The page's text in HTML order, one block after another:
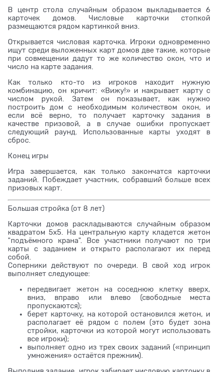
В центр стола случайным образом выкладывается 6
карточек домов. Числовые карточки стопкой
размещаются рядом картинкой вниз.
Открывается числовая карточка. Игроки одновременно
ищут среди выложенных карт домов две такие, которые
при совмещении дадут то же количество окон, что и
число на карте задания.
Как только кто-то из игроков находит нужную
комбинацию, он кричит: «Вижу!» и накрывает карту с
числом рукой. Затем он показывает, как нужно
построить дом с необходимым количеством окон, и
если всё верно, то получает карточку задания в
качестве призовой, а в случае ошибки пропускает
следующий раунд. Использованные карты уходят в
сброс.
Конец игры
Игра завершается, как только закончатся карточки
заданий. Побеждает участник, собравший больше всех
призовых карт.
Большая стройка (от 8 лет)
Карточки домов раскладываются случайным образом
квадратом 5х5. На центральную карту кладется жетон
"подъёмного крана". Все участники получают по три
карты с заданием и открыто располагают их перед
собой.
Соперники действуют по очереди. В свой ход игрок
выполняет следующее:
передвигает жетон на соседнюю клетку вверх,
вниз, вправо или влево (свободные места
пропускаются);
берет карточку, на которой остановился жетон, и
располагает её рядом с полем (это будет зона
стройки, карточки из которой могут использовать
все игроки);
выполняет одно из трех своих заданий («принцип
умножения» остаётся прежним).